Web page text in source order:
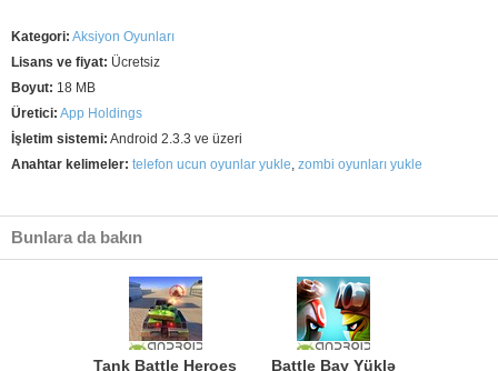
Kategori: Aksiyon Oyunları
Lisans ve fiyat: Ücretsiz
Boyut: 18 MB
Üretici: App Holdings
İşletim sistemi: Android 2.3.3 ve üzeri
Anahtar kelimeler: telefon ucun oyunlar yukle zombi oyunları yukle
Bunlara da bakın
Tank Battle Heroes
Battle Bay Yüklə